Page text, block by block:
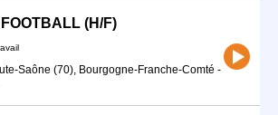
(H/F)
Saône (70), Bourgogne-Franche-Comté -